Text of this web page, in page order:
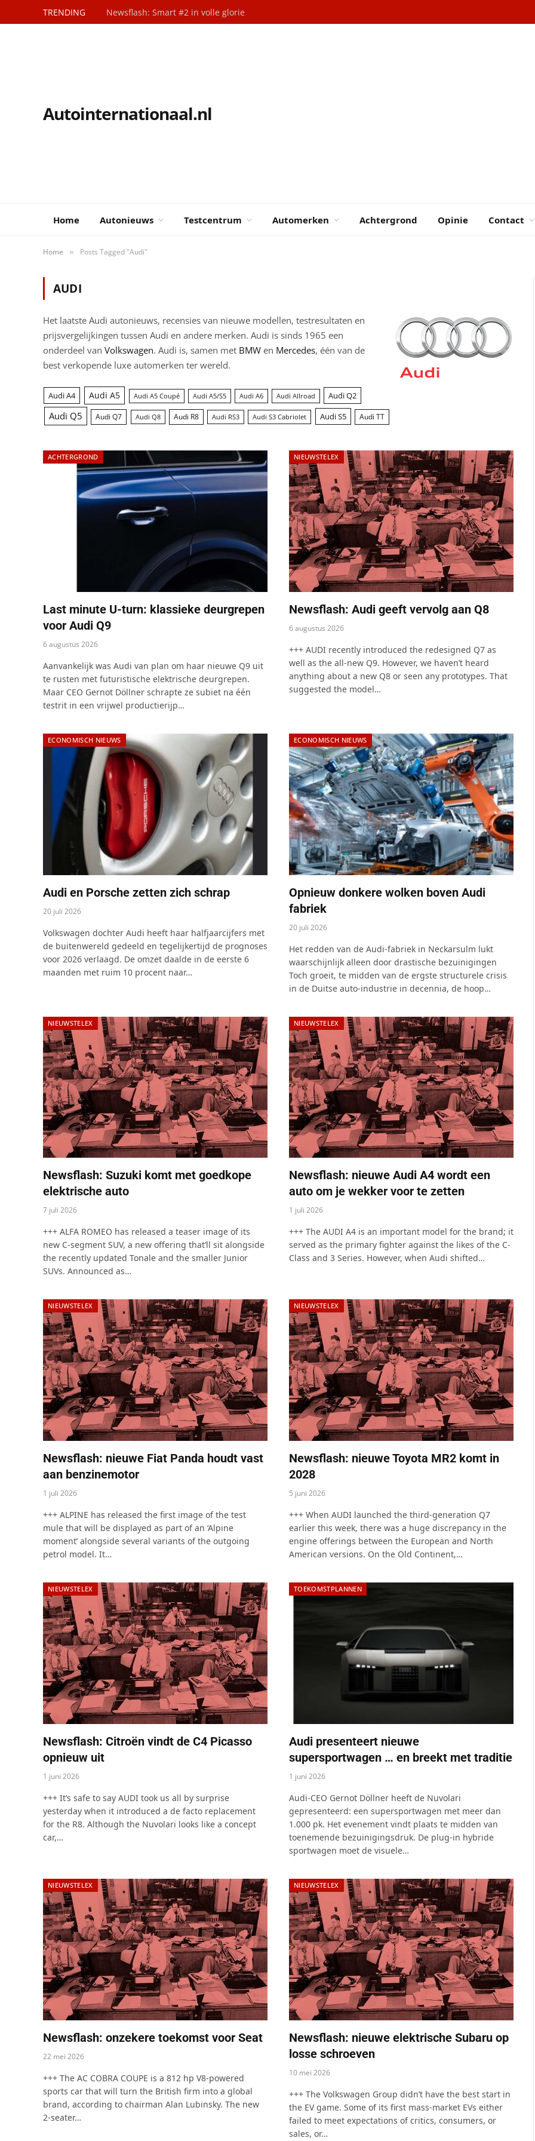
TRENDING Newsflash: Smart #2 in volle glorie
Autointernationaal.nl
Home Autonieuws Testcentrum Automerken Achtergrond Opinie Contact
Home » Posts Tagged "Audi"
AUDI
Het laatste Audi autonieuws, recensies van nieuwe modellen, testresultaten en
prijsvergelijkingen tussen Audi en andere merken. Audi is sinds 1965 een
onderdeel van Volkswagen. Audi is, samen met BMW en Mercedes, één van de
best verkopende luxe automerken ter wereld.
Audi A4 Audi A5 Audi A5 Coupé Audi A5/S5 Audi A6 Audi Allroad Audi Q2
Audi Q5 Audi Q7 Audi Q8 Audi R8 Audi RS3 Audi S3 Cabriolet Audi S5 Audi TT
ACHTERGROND
Last minute U-turn: klassieke deurgrepen
voor Audi Q9
6 augustus 2026
Aanvankelijk was Audi van plan om haar nieuwe Q9 uit
te rusten met futuristische elektrische deurgrepen.
Maar CEO Gernot Döllner schrapte ze subiet na één
testrit in een vrijwel productierijp…
NIEUWSTELEX
Newsflash: Audi geeft vervolg aan Q8
6 augustus 2026
+++ AUDI recently introduced the redesigned Q7 as
well as the all-new Q9. However, we haven’t heard
anything about a new Q8 or seen any prototypes. That
suggested the model…
ECONOMISCH NIEUWS
Audi en Porsche zetten zich schrap
20 juli 2026
Volkswagen dochter Audi heeft haar halfjaarcijfers met
de buitenwereld gedeeld en tegelijkertijd de prognoses
voor 2026 verlaagd. De omzet daalde in de eerste 6
maanden met ruim 10 procent naar…
ECONOMISCH NIEUWS
Opnieuw donkere wolken boven Audi
fabriek
20 juli 2026
Het redden van de Audi-fabriek in Neckarsulm lukt
waarschijnlijk alleen door drastische bezuinigingen
Toch groeit, te midden van de ergste structurele crisis
in de Duitse auto-industrie in decennia, de hoop…
NIEUWSTELEX
Newsflash: Suzuki komt met goedkope
elektrische auto
7 juli 2026
+++ ALFA ROMEO has released a teaser image of its
new C-segment SUV, a new offering that’ll sit alongside
the recently updated Tonale and the smaller Junior
SUVs. Announced as…
NIEUWSTELEX
Newsflash: nieuwe Audi A4 wordt een
auto om je wekker voor te zetten
1 juli 2026
+++ The AUDI A4 is an important model for the brand; it
served as the primary fighter against the likes of the C-
Class and 3 Series. However, when Audi shifted…
NIEUWSTELEX
Newsflash: nieuwe Fiat Panda houdt vast
aan benzinemotor
1 juli 2026
+++ ALPINE has released the first image of the test
mule that will be displayed as part of an ‘Alpine
moment’ alongside several variants of the outgoing
petrol model. It…
NIEUWSTELEX
Newsflash: nieuwe Toyota MR2 komt in
2028
5 juni 2026
+++ When AUDI launched the third-generation Q7
earlier this week, there was a huge discrepancy in the
engine offerings between the European and North
American versions. On the Old Continent,…
NIEUWSTELEX
Newsflash: Citroën vindt de C4 Picasso
opnieuw uit
1 juni 2026
+++ It’s safe to say AUDI took us all by surprise
yesterday when it introduced a de facto replacement
for the R8. Although the Nuvolari looks like a concept
car,…
TOEKOMSTPLANNEN
Audi presenteert nieuwe
supersportwagen … en breekt met traditie
1 juni 2026
Audi-CEO Gernot Döllner heeft de Nuvolari
gepresenteerd: een supersportwagen met meer dan
1.000 pk. Het evenement vindt plaats te midden van
toenemende bezuinigingsdruk. De plug-in hybride
sportwagen moet de visuele…
NIEUWSTELEX
Newsflash: onzekere toekomst voor Seat
22 mei 2026
+++ The AC COBRA COUPE is a 812 hp V8-powered
sports car that will turn the British firm into a global
brand, according to chairman Alan Lubinsky. The new
2-seater…
NIEUWSTELEX
Newsflash: nieuwe elektrische Subaru op
losse schroeven
10 mei 2026
+++ The Volkswagen Group didn’t have the best start in
the EV game. Some of its first mass-market EVs either
failed to meet expectations of critics, consumers, or
sales, or…